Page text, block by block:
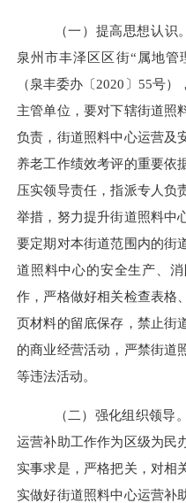
（一）提高思想认识。
泉州市丰泽区区街“属地管
（泉丰委办〔2020〕55号
主管单位，要对下辖街道照
负责，街道照料中心运营及
养老工作绩效考评的重要依
压实领导责任，指派专人负
举措，努力提升街道照料中
要定期对本街道范围内的街
道照料中心的安全生产、
作，严格做好相关检查表格
页材料的留底保存，禁止街
的商业经营活动，严禁街道
等违法活动。
（二） 强化组织领导 。
运营补助工作作为区级为民
实事求是，严格把关，对相
实做好街道照料中心运营补